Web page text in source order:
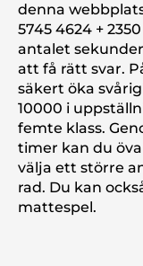
denna
5745 4624 +
antalet
att få rätt svar.
säkert öka
10000 i
femte klass.
timer kan du
välja ett större
rad. Du kan
mattespel.